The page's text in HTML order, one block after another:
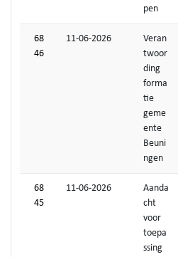
pen
68
46
11-06-2026
Veran
twoor
ding
forma
tie
geme
ente
Beuni
ngen
68
45
11-06-2026
Aanda
cht
voor
toepa
ssing